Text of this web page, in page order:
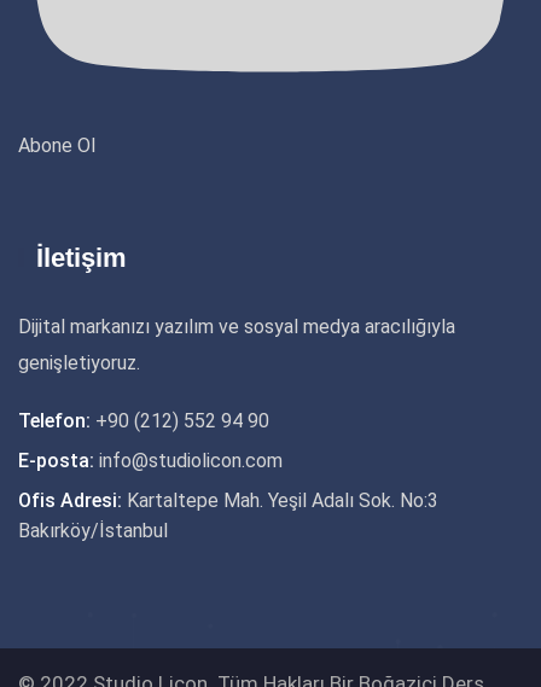
Abone Ol
İletişim
Dijital markanızı yazılım ve sosyal medya aracılığıyla
genişletiyoruz.
Telefon: +90 (212) 552 94 90
E-posta: info@studiolicon.com
Ofis Adresi: Kartaltepe Mah. Yeşil Adalı Sok. No:3
Bakırköy/İstanbul